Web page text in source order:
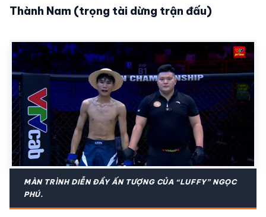
Thành Nam (trọng tài dừng trận đấu)
MÀN TRÌNH DIỄN ĐẦY ẤN TƯỢNG CỦA “LUFFY” NGỌC
PHÚ.